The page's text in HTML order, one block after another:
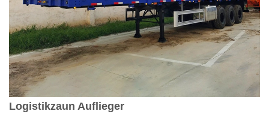
Logistikzaun Auflieger